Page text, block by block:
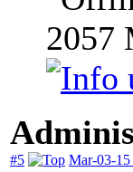
2057
#5 Mar-03-